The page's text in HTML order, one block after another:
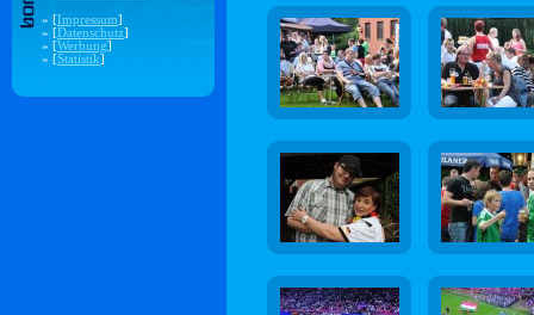
» [Impressum]
» [Datenschutz]
» [Werbung]
» [Statistik]